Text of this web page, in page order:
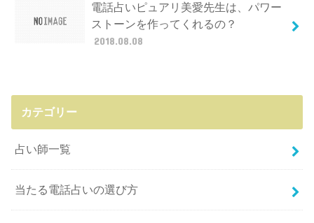
電話占いピュアリ美愛先生は、パワー
ストーンを作ってくれるの？
2018.08.08
カテゴリー
占い師一覧
当たる電話占いの選び方